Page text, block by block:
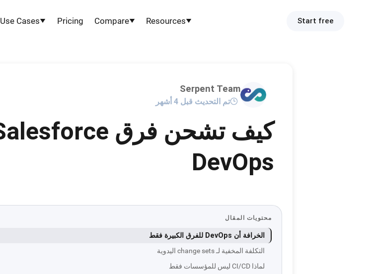
Use Cases Pricing Compare Resources Start free
Serpent Team
تم التحديث قبل 4 أشهر
DevOps
محتويات المقال
الخرافة أن DevOps للفرق الكبيرة فقط
التكلفة المخفية لـ change sets اليدوية
لماذا CI/CD ليس للمؤسسات فقط